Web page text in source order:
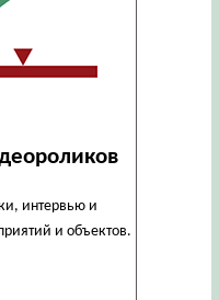
интервью и
и объектов.